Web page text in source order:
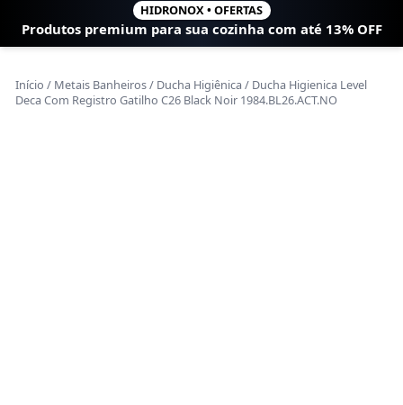
HIDRONOX • OFERTAS
Produtos premium para sua cozinha com até 13% OFF
Início / Metais Banheiros/ Ducha Higiênica / Ducha Higienica Level
Deca Com Registro Gatilho C26 Black Noir 1984.BL26.ACT.NO